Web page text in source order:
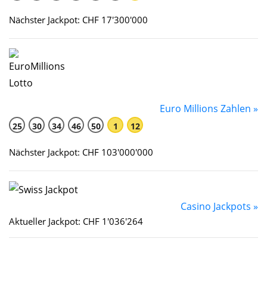
Nächster Jackpot: CHF 17'300'000
Euro Millions Zahlen »
25 30 34 46 50 1 12
Nächster Jackpot: CHF 103'000'000
Casino Jackpots »
Aktueller Jackpot: CHF 1'036'264